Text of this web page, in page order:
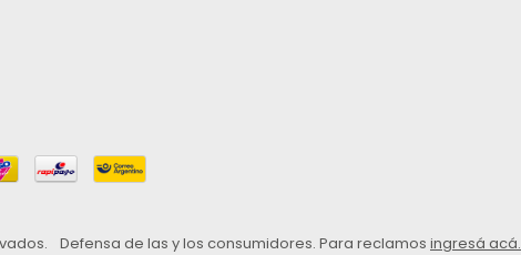
Defensa de las y los consumidores. Para reclamos ingresá acá.